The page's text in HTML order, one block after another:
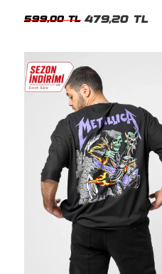
599,00 TL 479,20 TL